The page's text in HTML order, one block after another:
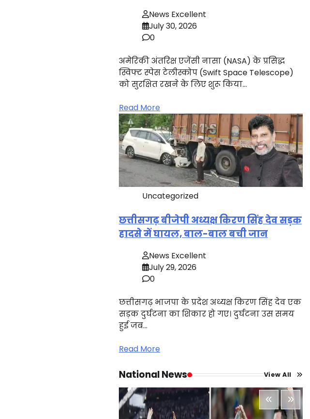
News Excellent
July 30, 2026
0
अमेरिकी अंतरिक्ष एजेंसी नासा (NASA) के प्रसिद्ध
स्विफ्ट स्पेस टेलीस्कोप (Swift Space Telescope)
को सुरक्षित रखने के लिए शुरू किया…
Read More
Uncategorized
छत्तीसगढ़ बीजेपी अध्यक्ष किरण सिंह देव सड़क
हादसे में घायल, बाल-बाल बची जान
News Excellent
July 29, 2026
0
छत्तीसगढ़ भाजपा के प्रदेश अध्यक्ष किरण सिंह देव एक
सड़क दुर्घटना का शिकार हो गए। दुर्घटना उस समय
हुई जब…
Read More
National News View All